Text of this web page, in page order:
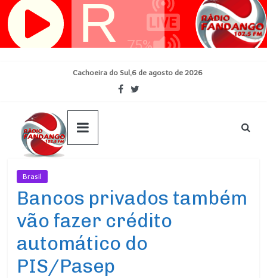
Pular
para
Cachoeira do Sul,6 de agosto de 2026
Brasil
Bancos privados também
vão fazer crédito
automático do
PIS/Pasep